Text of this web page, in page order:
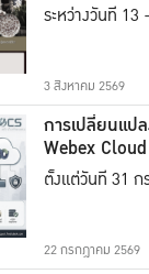
ระหว่างวันที่
3 สิงหาคม 2569
การเปลี่ยนแป
Webex Cloud
ตั้งแต่วันที่ 31
22 กรกฎาคม 2569